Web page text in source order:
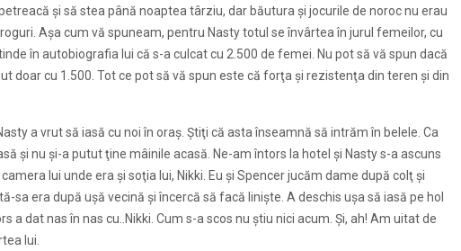
şi să stea până noaptea târziu, dar băutura şi jocurile de noroc nu erau
Aşa cum vă spuneam, pentru Nasty totul se învârtea în jurul femeilor, cu
în autobiografia lui că s-a culcat cu 2.500 de femei. Nu pot să vă spun dacă
doar cu 1.500. Tot ce pot să vă spun este că forţa şi rezistenţa din teren şi din
a vrut să iasă cu noi în oraş. Ştiţi că asta înseamnă să intrăm în belele. Ca
şi nu şi-a putut ţine mâinile acasă. Ne-am întors la hotel şi Nasty s-a ascuns
lui unde era şi soţia lui, Nikki. Eu şi Spencer jucăm dame după colţ şi
sa era după uşă vecină şi încercă să facă linişte. A deschis uşa să iasă pe hol
a dat nas în nas cu..Nikki. Cum s-a scos nu ştiu nici acum. Şi, ah! Am uitat de
lui.